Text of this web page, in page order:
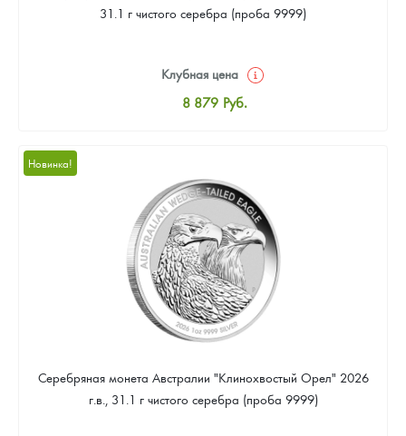
31.1 г чистого серебра (проба 9999)
Клубная цена
8 879 Руб.
Цена выкупа
Звоните
Новинка!
Серебряная монета Австралии "Клинохвостый Орел" 2026
г.в., 31.1 г чистого серебра (проба 9999)